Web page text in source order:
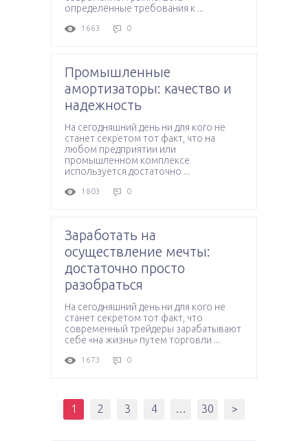
определённые требования к ...
1663 0
Промышленные
амортизаторы: качество и
надежность
На сегодняшний день ни для кого не
станет секретом тот факт, что на
любом предприятии или
промышленном комплексе
используется достаточно ...
1803 0
Заработать на
осуществление мечты:
достаточно просто
разобраться
На сегодняшний день ни для кого не
станет секретом тот факт, что
современный трейдеры зарабатывают
себе «на жизнь» путем торговли ...
1673 0
1 2 3 4 … 30 >